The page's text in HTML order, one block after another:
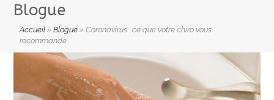
Blogue
Accueil »Blogue »Coronavirus : ce que votre chiro vous
recommande